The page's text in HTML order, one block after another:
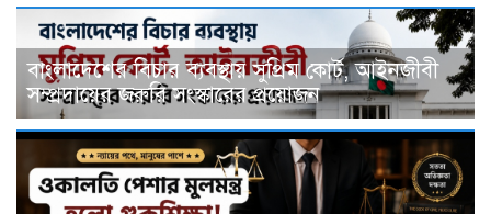
বাংলাদেশের বিচার ব্যবস্থায় সুপ্রিম কোর্ট, আইনজীবী
সম্প্রদায়ের জরুরি সংস্কারের প্রয়োজন